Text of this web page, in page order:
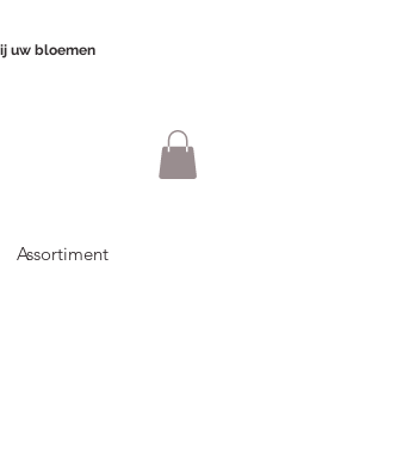
uw bloemen
Assortiment